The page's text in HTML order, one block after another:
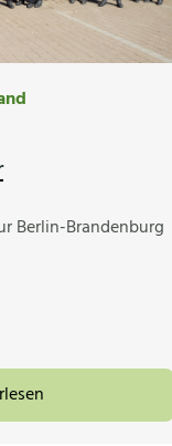
Berlin-Brandenburg